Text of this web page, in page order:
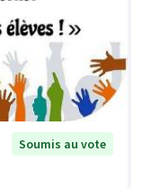
Soumis au vote